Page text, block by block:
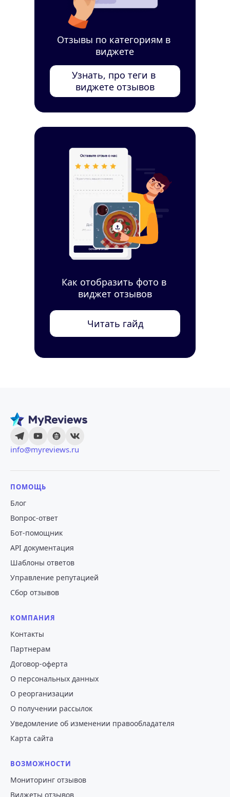
Читать гайд
Как отобразить фото в
виджет отзывов
Узнать, про теги в
виджете отзывов
Отзывы по категориям в
виджете
info@myreviews.ru
ПОМОЩЬ
Блог
Вопрос-ответ
Бот-помощник
API документация
Шаблоны ответов
Управление репутацией
Сбор отзывов
КОМПАНИЯ
Контакты
Партнерам
Договор-оферта
О персональных данных
О реорганизации
О получении рассылок
Уведомление об изменении правообладателя
Карта сайта
ВОЗМОЖНОСТИ
Мониторинг отзывов
Виджеты отзывов